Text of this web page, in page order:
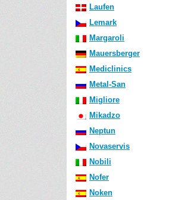
Laufen
Lemark
Margaroli
Mauersberger
Mediclinics
Metal-San
Migliore
Mikadzo
Neptun
Novaservis
Nobili
Nofer
Noken